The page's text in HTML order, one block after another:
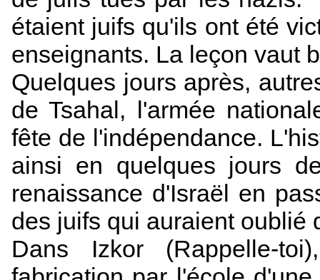
étaient juifs qu'ils ont été
enseignants. La leçon vaut
Quelques jours après,
de Tsahal, l'armée
fête de l'indépendance.
ainsi en quelques jours
renaissance d'Israël en
des juifs qui auraient oublié
Dans Izkor (Rappelle-